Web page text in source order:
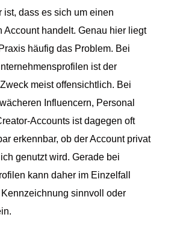
ist, dass es sich um einen
Account handelt. Genau hier liegt
häufig das Problem. Bei
ist der
meist offensichtlich. Bei
Influencern, Personal
Accounts ist dagegen oft
erkennbar, ob der Account privat
genutzt wird. Gerade bei
kann daher im Einzelfall
sinnvoll oder